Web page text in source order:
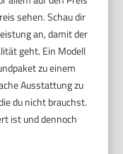
sehen. Schau dir
an, damit der
geht. Ein Modell
zu einem
Ausstattung zu
du nicht brauchst.
ist und dennoch